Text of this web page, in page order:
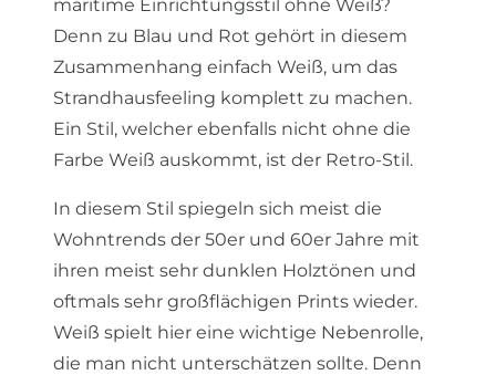
maritime Einrichtungsstil ohne Weiß?
Denn zu Blau und Rot gehört in diesem
Zusammenhang einfach Weiß, um das
Strandhausfeeling komplett zu machen.
Ein Stil, welcher ebenfalls nicht ohne die
Farbe Weiß auskommt, ist der Retro-Stil.
In diesem Stil spiegeln sich meist die
Wohntrends der 50er und 60er Jahre mit
ihren meist sehr dunklen Holztönen und
oftmals sehr großflächigen Prints wieder.
Weiß spielt hier eine wichtige Nebenrolle,
die man nicht unterschätzen sollte. Denn